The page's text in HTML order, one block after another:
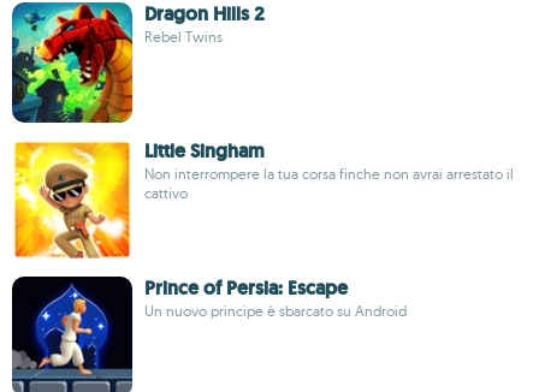
Dragon Hills 2
Rebel Twins
Little Singham
Non interrompere la tua corsa finche non avrai arrestato il
cattivo
Prince of Persia: Escape
Un nuovo principe è sbarcato su Android